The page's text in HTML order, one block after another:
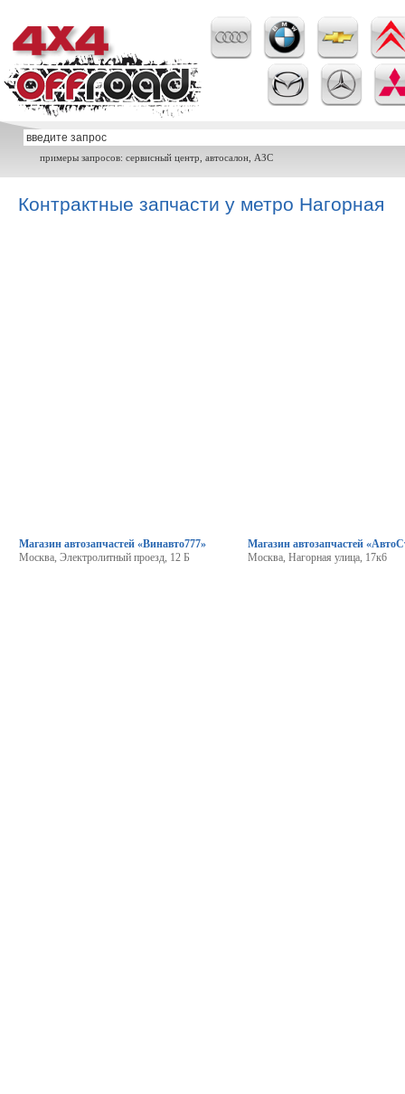
примеры запросов: сервисный центр, автосалон, АЗС
Контрактные запчасти у метро Нагорная
Магазин автозапчастей «Винавто777»
Москва, Электролитный проезд, 12 Б
Магазин автозапчастей
Москва, Нагорная улица, 17к6